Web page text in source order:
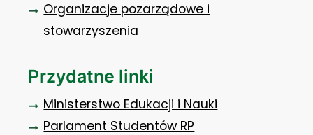
Organizacje pozarządowe i
stowarzyszenia
Przydatne linki
Ministerstwo Edukacji i Nauki
Parlament Studentów RP